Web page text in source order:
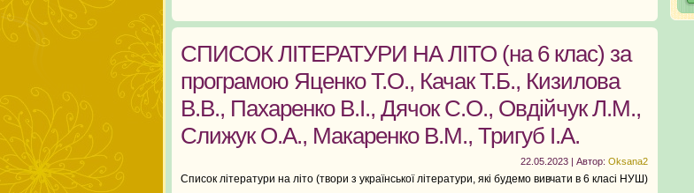
СПИСОК ЛІТЕРАТУРИ НА ЛІТО (на 6 клас) за
програмою Яценко Т.О., Качак Т.Б., Кизилова
В.В., Пахаренко В.І., Дячок С.О., Овдійчук Л.М.,
Слижук О.А., Макаренко В.М., Тригуб І.А.
22.05.2023 | Автор: Oksana2
Список літератури на літо (твори з української літератури, які будемо вивчати в 6 класі НУШ)